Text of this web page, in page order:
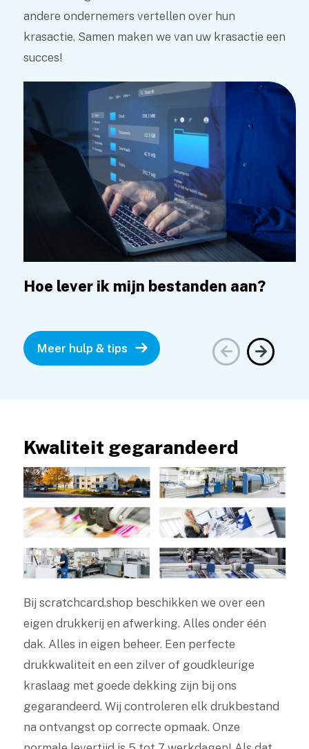
andere ondernemers vertellen over hun
krasactie. Samen maken we van uw krasactie een
succes!
Hoe lever ik mijn bestanden aan?
Meer hulp & tips
Kwaliteit gegarandeerd
Bij scratchcard.shop beschikken we over een
eigen drukkerij en afwerking. Alles onder één
dak. Alles in eigen beheer. Een perfecte
drukkwaliteit en een zilver of goudkleurige
kraslaag met goede dekking zijn bij ons
gegarandeerd. Wij controleren elk drukbestand
na ontvangst op correcte opmaak. Onze